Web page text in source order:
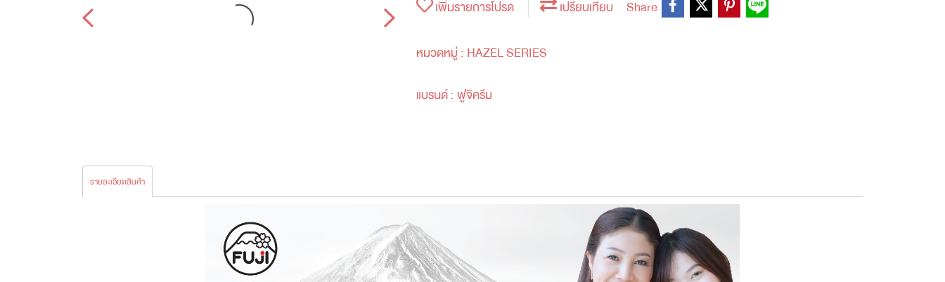
เพิ่มรายการโปรด เปรียบเทียบ Share
หมวดหมู่ : HAZEL SERIES
แบรนด์ :ฟูจิครีม
รายละเอียดสินค้า